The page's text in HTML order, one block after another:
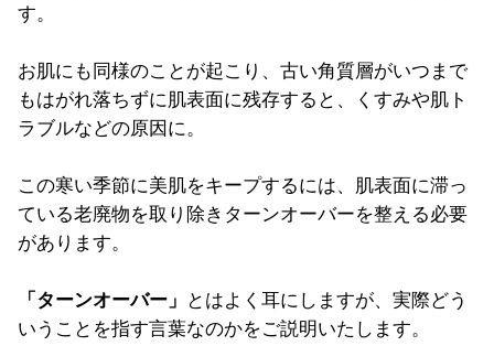
す。
お肌にも同様のことが起こり、古い角質層がいつまで
もはがれ落ちずに肌表面に残存すると、くすみや肌ト
ラブルなどの原因に。
この寒い季節に美肌をキープするには、肌表面に滞っ
ている老廃物を取り除きターンオーバーを整える必要
があります。
「ターンオーバー」
とはよく耳にしますが、実際どう
いうことを指す言葉なのかをご説明いたします。